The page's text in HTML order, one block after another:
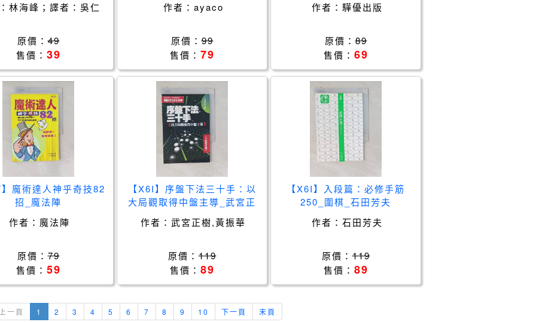
林海峰；譯者：吳仁
原價：49
售價： 39
作者： ayaco
原價：99
售價： 79
作者： 驊優出版
原價：89
售價： 69
】魔術達人神乎奇技82
招_魔法陣
作者： 魔法陣
原價：79
售價： 59
【X6I】序盤下法三十手：以
大局觀取得中盤主導_武宮正
作者： 武宮正樹,黃振華
原價：119
售價： 89
【X6I】入段篇：必修手筋
250_圍棋_石田芳夫
作者： 石田芳夫
原價：119
售價： 89
上一頁 1 2 3 4 5 6 7 8 9 10 下一頁 末頁